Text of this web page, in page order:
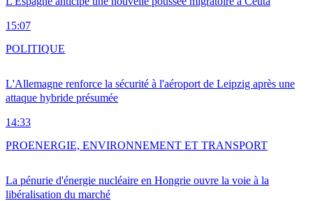
15:07
L'Allemagne renforce la sécurité à l'aéroport de Leipzig après une
attaque hybride présumée
14:33
POLITIQUE
La pénurie d'énergie nucléaire en Hongrie ouvre la voie à la
libéralisation du marché
PROENERGIE, ENVIRONNEMENT ET TRANSPORT